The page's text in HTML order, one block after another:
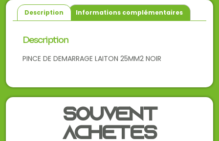
Souvent
achetés
Description Informations complémentaires
Description
PINCE DE DEMARRAGE LAITON 25MM2 NOIR